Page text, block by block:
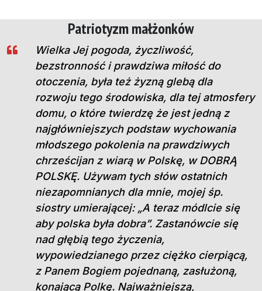
Patriotyzm małżonków
Wielka Jej pogoda, życzliwość,
bezstronność i prawdziwa miłość do
otoczenia, była też żyzną glebą dla
rozwoju tego środowiska, dla tej atmosfery
domu, o które twierdzę że jest jedną z
najgłówniejszych podstaw wychowania
młodszego pokolenia na prawdziwych
chrześcijan z wiarą w Polskę, w DOBRĄ
POLSKĘ. Używam tych słów ostatnich
niezapomnianych dla mnie, mojej śp.
siostry umierającej: „A teraz módlcie się
aby polska była dobra”. Zastanówcie się
nad głębią tego życzenia,
wypowiedzianego przez ciężko cierpiącą,
z Panem Bogiem pojednaną, zasłużoną,
konającą Polkę. Najważniejszą,